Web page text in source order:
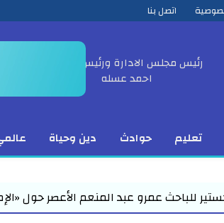
اتصل بنا
رئيس مجلس الادارة ورئيس التحرير
احمد عسله
تعليم حوادث دين وحياة
حول «الإمام المه... محمد